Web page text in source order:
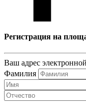
Регистрация на
Ваш адрес
Фамилия